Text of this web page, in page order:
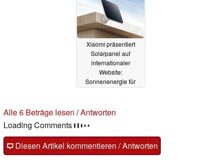
Xiaomi präsentiert
Solarpanel auf
internationaler
Website:
Sonnenenergie für
Alle 6 Beträge lesen /Antworten
Loading Comments
Diesen Artikel kommentieren / Antworten